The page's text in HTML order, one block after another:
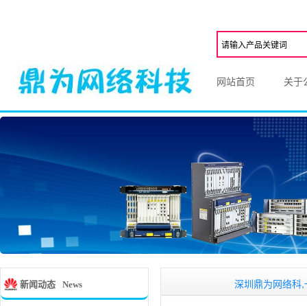
网站首页 关于
新闻动态 News 深圳鼎为网络科,一家